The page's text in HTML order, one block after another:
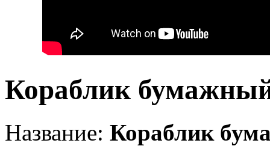
Кораблик
Название: Кораблик